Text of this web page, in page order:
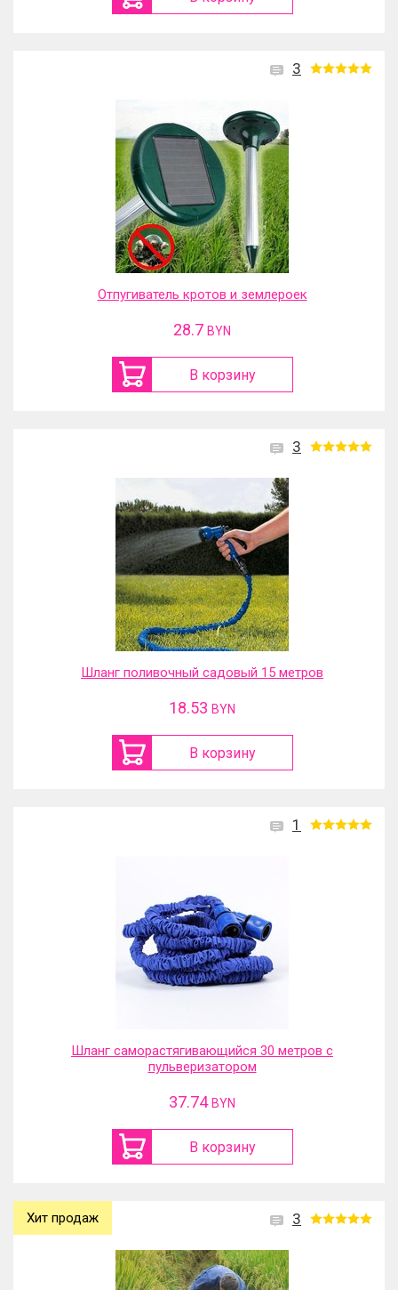
3
Отпугиватель кротов и землероек
28.7 BYN
В корзину
3
Шланг поливочный садовый 15 метров
18.53 BYN
В корзину
1
Шланг саморастягивающийся 30 метров с
пульверизатором
37.74 BYN
В корзину
3
Хит продаж